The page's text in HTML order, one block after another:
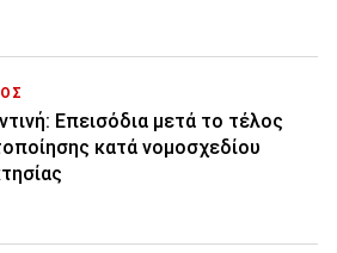
Επεισόδια μετά το τέλος
κατά νομοσχεδίου